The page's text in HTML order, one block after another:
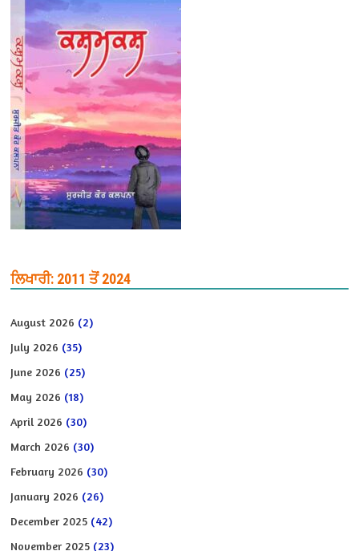
ਲਿਖਾਰੀ: 2011 ਤੋਂ 2024
August 2026 (2)
July 2026 (35)
June 2026 (25)
May 2026 (18)
April 2026 (30)
March 2026 (30)
February 2026 (30)
January 2026 (26)
December 2025 (42)
November 2025 (23)